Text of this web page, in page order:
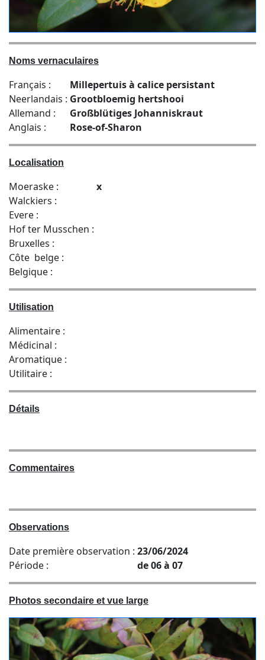
Noms vernaculaires
Français :
Millepertuis à calice persistant
Neerlandais : Grootbloemig hertshooi
Allemand :
Großblütiges Johanniskraut
Anglais :
Rose-of-Sharon
Localisation
Moeraske :
x
Walckiers :
Evere :
Hof ter Musschen :
Bruxelles :
Côte belge :
Belgique :
Utilisation
Alimentaire :
Médicinal :
Aromatique :
Utilitaire :
Détails
Commentaires
Observations
Date première observation : 23/06/2024
Période :
de 06 à 07
Photos secondaire et vue large